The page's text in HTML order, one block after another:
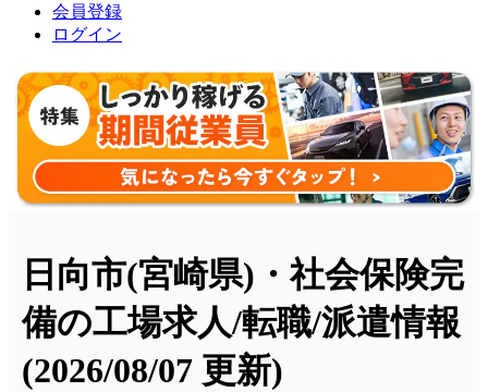
会員登録
ログイン
日向市(宮崎県)・社会保険完
備の工場求人/転職/派遣情報
(2026/08/07 更新)